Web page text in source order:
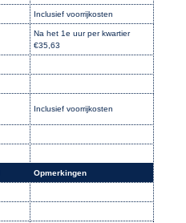
Inclusief voorrijkosten
Na het 1e uur per kwartier
€35,63
Inclusief voorrijkosten
Opmerkingen